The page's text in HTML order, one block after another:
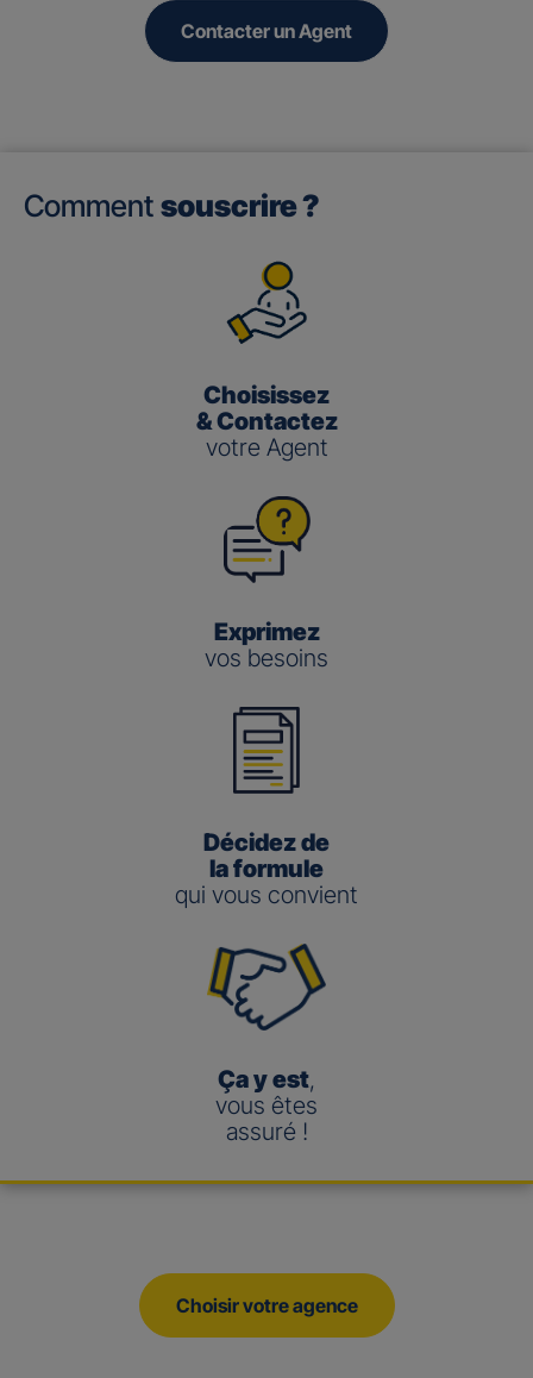
Contacter un Agent
Comment souscrire ?
Choisissez
& Contactez
votre Agent
Exprimez
vos besoins
Décidez de
la formule
qui vous convient
Ça y est,
vous êtes
assuré !
Choisir votre agence